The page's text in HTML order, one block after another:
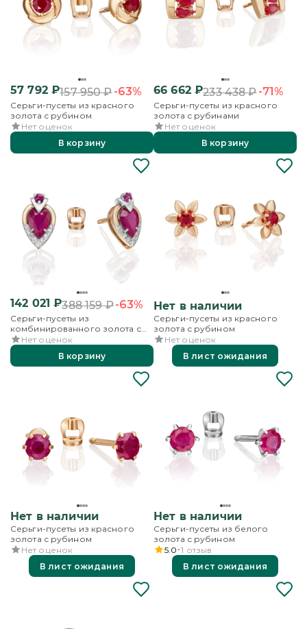
57 792₽157 950₽-63%
Серьги-пусеты из красного
золота с рубином
Нет оценок
В корзину
66 662₽233 438₽-71%
Серьги-пусеты из красного
золота с рубинами
Нет оценок
В корзину
142 021 ₽388 159₽-63%
Серьги-пусеты из
комбинированного золота с
рубинами и бриллиантами
Нет оценок
В корзину
Нет в наличии
Серьги-пусеты из красного
золота с рубином
Нет оценок
В лист ожидания
Нет в наличии
Серьги-пусеты из красного
золота с рубином
Нет оценок
В лист ожидания
Нет в наличии
Серьги-пусеты из белого
золота с рубином
5.0 1 отзыв
В лист ожидания